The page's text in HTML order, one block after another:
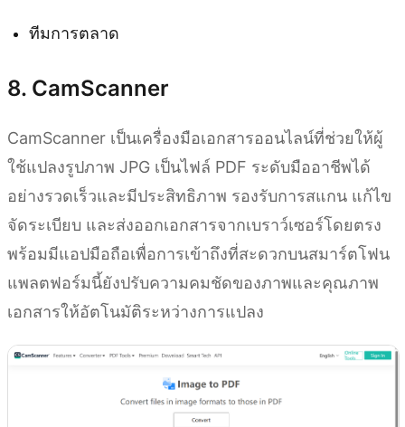
ทีมการตลาด
8. CamScanner
CamScanner เป็นเครื่องมือเอกสารออนไลน์ที่ช่วยให้ผู้
ใช้แปลงรูปภาพ JPG เป็นไฟล์ PDF ระดับมืออาชีพได้
อย่างรวดเร็วและมีประสิทธิภาพ รองรับการสแกน แก้ไข
จัดระเบียบ และส่งออกเอกสารจากเบราว์เซอร์โดยตรง
พร้อมมีแอปมือถือเพื่อการเข้าถึงที่สะดวกบนสมาร์ตโฟน
แพลตฟอร์มนี้ยังปรับความคมชัดของภาพและคุณภาพ
เอกสารให้อัตโนมัติระหว่างการแปลง